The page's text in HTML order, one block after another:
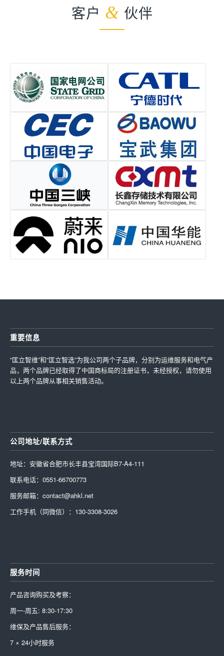
客户 & 伙伴
重要信息
“匡立智维”和“匡立智选”为我公司两个子品牌，分别为运维服务和电气产
品，两个品牌已经取得了中国商标局的注册证书，未经授权，请勿使用
以上两个品牌从事相关销售活动。
公司地址/联系方式
地址：安徽省合肥市长丰县宝湾国际B7-A4-111
联系电话：0551-66700773
服务邮箱：contact@ahkl.net
工作手机（同微信）：130-3308-3026
服务时间
产品咨询购买及考察：
周一-周五: 8:30-17:30
维保及产品售后服务：
7 × 24小时服务